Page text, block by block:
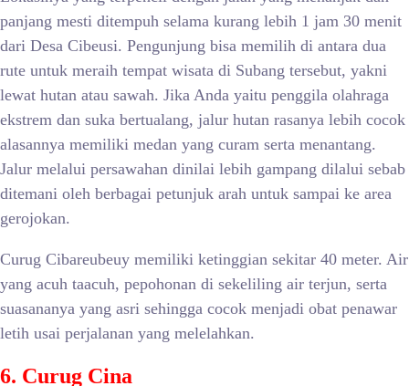
panjang mesti ditempuh selama kurang lebih 1 jam 30 menit
dari Desa Cibeusi. Pengunjung bisa memilih di antara dua
rute untuk meraih tempat wisata di Subang tersebut, yakni
lewat hutan atau sawah. Jika Anda yaitu penggila olahraga
ekstrem dan suka bertualang, jalur hutan rasanya lebih cocok
alasannya memiliki medan yang curam serta menantang.
Jalur melalui persawahan dinilai lebih gampang dilalui sebab
ditemani oleh berbagai petunjuk arah untuk sampai ke area
gerojokan.
Curug Cibareubeuy memiliki ketinggian sekitar 40 meter. Air
yang acuh taacuh, pepohonan di sekeliling air terjun, serta
suasananya yang asri sehingga cocok menjadi obat penawar
letih usai perjalanan yang melelahkan.
6. Curug Cina